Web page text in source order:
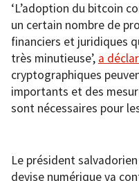
‘L’adoption du bitcoin
un certain nombre de
financiers et juridiques
très minutieuse’, a
cryptographiques
importants et des
sont nécessaires pour
Le président
devise numérique va